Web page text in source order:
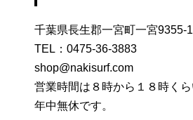
千葉県長生郡一宮町一宮9355-
TEL： 0475-36-3883
shop@nakisurf.com
営業時間は８時から１８時くら
年中無休です。